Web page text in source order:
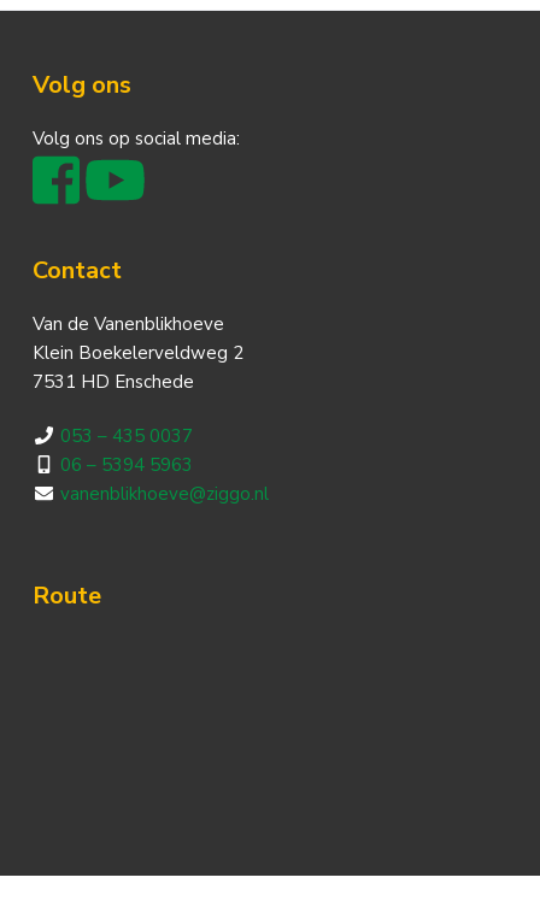
Footer
Volg ons
Volg ons op social media:
Contact
Van de Vanenblikhoeve
Klein Boekelerveldweg 2
7531 HD Enschede
053 – 435 0037
06 – 5394 5963
vanenblikhoeve@ziggo.nl
Route